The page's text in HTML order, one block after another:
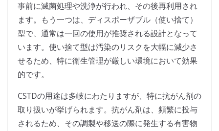
事前に滅菌処理や洗浄が行われ、その後再利用され
ます。もう一つは、ディスポーザブル（使い捨て）
型で、通常は一回の使用が推奨される設計となって
います。使い捨て型は汚染のリスクを大幅に減少さ
せるため、特に衛生管理が厳しい環境において効果
的です。
CSTDの用途は多岐にわたりますが、特に抗がん剤の
取り扱いが挙げられます。抗がん剤は、頻繁に投与
されるため、その調製や移送の際に発生する有害物